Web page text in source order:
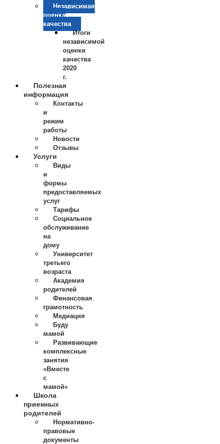
Независимая
оценка
качества
Итоги
независимой
оценки
качества
2020
г.
Полезная
информация
Контакты
и
режим
работы
Новости
Отзывы
Услуги
Виды
и
формы
предоставляемых
услуг
Тарифы
Социальное
обслуживание
на
дому
Университет
третьего
возраста
Академия
родителей
Финансовая
грамотность
Медиация
Буду
мамой
Развивающие
комплексные
занятия
«Вместе
с
мамой»
Школа
приемных
родителей
Нормативно-
правовые
документы